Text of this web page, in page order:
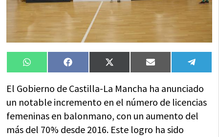
Compartir
en
WhatsAppCompartir
en
FacebookCompartir
en
X
(Twitter)
Compartir
en
Email
en
El Gobierno de Castilla-La Mancha ha anunciado
un notable incremento en el número de licencias
femeninas en balonmano, con un aumento del
más del 70% desde 2016. Este logro ha sido